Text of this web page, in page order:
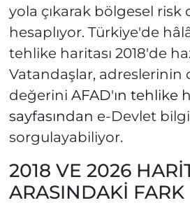
yola çıkarak bölgesel risk
hesaplıyor. Türkiye'de
tehlike haritası 2018'de
Vatandaşlar,
değerini AFAD'ın tehlike
sayfasından e-Devlet
sorgulayabiliyor.
2018 VE 2026
ARASINDAKİ FARK